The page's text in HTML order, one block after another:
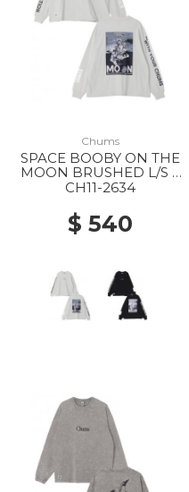
Chums
SPACE BOOBY ON THE
MOON BRUSHED L/S T
WS G020 Lt Gray
CH11-2634
$ 540